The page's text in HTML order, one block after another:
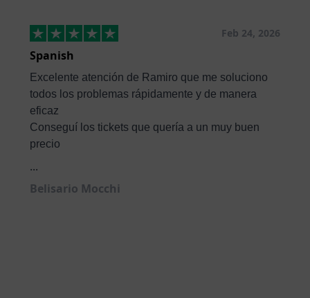
Feb 24, 2026
Spanish
Excelente atención de Ramiro que me soluciono
todos los problemas rápidamente y de manera
eficaz
Conseguí los tickets que quería a un muy buen
precio
...
Belisario Mocchi